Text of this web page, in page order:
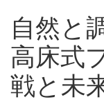
自然と
高床式
戦と未